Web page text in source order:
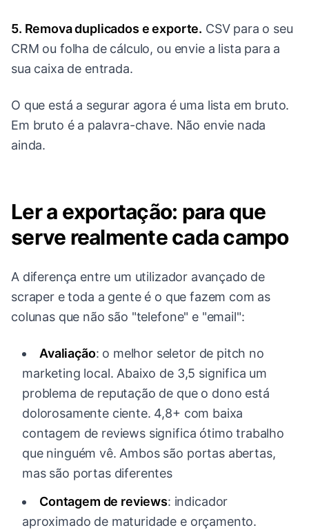
5. Remova duplicados e exporte. CSV para o seu
CRM ou folha de cálculo, ou envie a lista para a
sua caixa de entrada.
O que está a segurar agora é uma lista em bruto.
Em bruto é a palavra-chave. Não envie nada
ainda.
Ler a exportação: para que
serve realmente cada campo
A diferença entre um utilizador avançado de
scraper e toda a gente é o que fazem com as
colunas que não são "telefone" e "email":
Avaliação: o melhor seletor de pitch no
marketing local. Abaixo de 3,5 significa um
problema de reputação de que o dono está
dolorosamente ciente. 4,8+ com baixa
contagem de reviews significa ótimo trabalho
que ninguém vê. Ambos são portas abertas,
mas são portas diferentes
Contagem de reviews: indicador
aproximado de maturidade e orçamento.